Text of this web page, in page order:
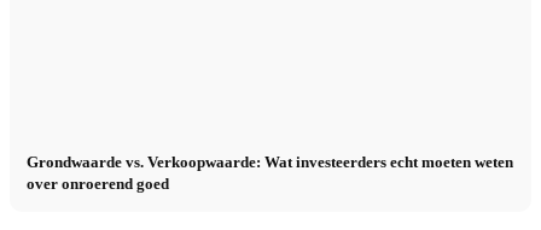
Grondwaarde vs. Verkoopwaarde: Wat investeerders echt moeten weten
over onroerend goed